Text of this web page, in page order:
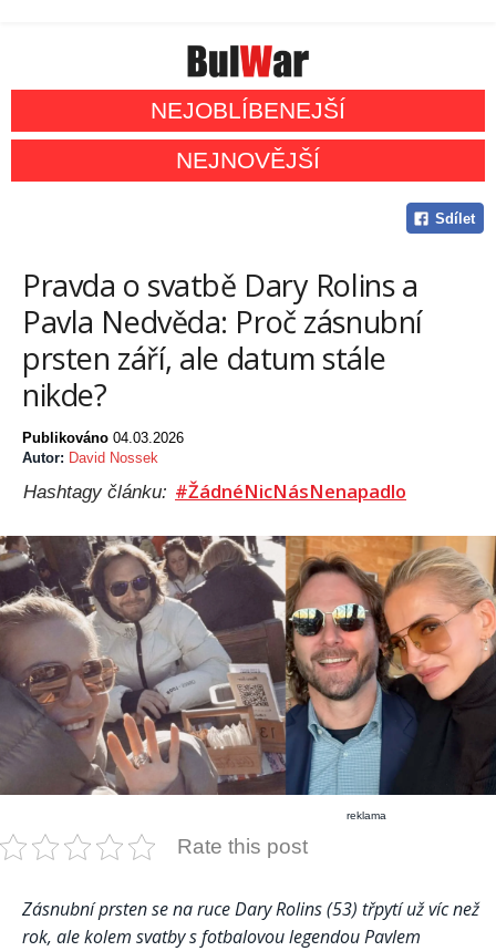
NEJOBLÍBENEJŠÍ
NEJNOVĚJŠÍ
Sdílet
Pravda o svatbě Dary Rolins a
Pavla Nedvěda: Proč zásnubní
prsten září, ale datum stále
nikde?
Publikováno 04.03.2026
Autor: David Nossek
Hashtagy článku: #ŽádnéNicNásNenapadlo
reklama
Rate this post
Zásnubní prsten se na ruce Dary Rolins (53) třpytí už víc než
rok, ale kolem svatby s fotbalovou legendou Pavlem